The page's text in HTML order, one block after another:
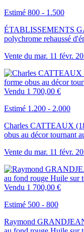
Estimé 800 - 1.500
ÉTABLISSEMENTS
polychrome rehaussé
Vente du mar. 11 févr.
Vendu 1 700,00 €
Estimé 1.200 - 2.000
Charles CATTEAUX
obus au décor tournant
Vente du mar. 11 févr.
Vendu 1 700,00 €
Estimé 500 - 800
Raymond